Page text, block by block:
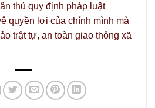
thủ quy định pháp luật
quyền lợi của chính mình mà
trật tự, an toàn giao thông xã